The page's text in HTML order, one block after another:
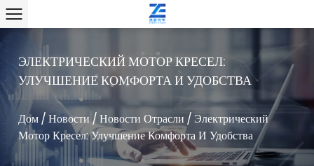
ЭЛЕКТРИЧЕСКИЙ МОТОР КРЕСЕЛ:
УЛУЧШЕНИЕ КОМФОРТА И УДОБСТВА
Дом/Новости/Новости Отрасли / Электрический
Мотор Кресел: Улучшение Комфорта И Удобства